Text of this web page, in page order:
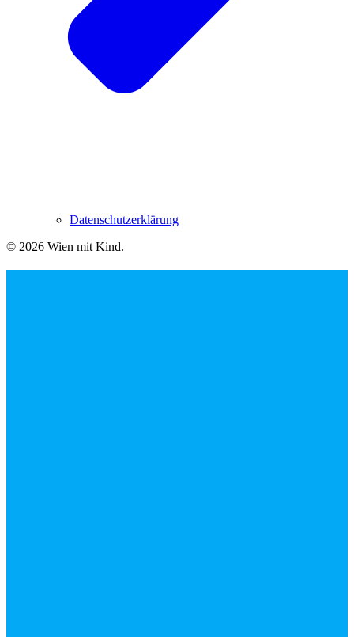
Datenschutzerklärung
© 2026 Wien mit Kind.